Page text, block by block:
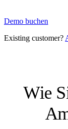
Demo buchen
Existing customer?
Wie